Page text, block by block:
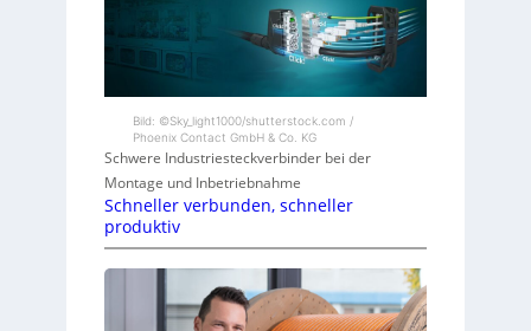
Bild: ©Sky_light1000/shutterstock.com /
Phoenix Contact GmbH & Co. KG
Schwere Industriesteckverbinder bei der
Montage und Inbetriebnahme
Schneller verbunden, schneller
produktiv